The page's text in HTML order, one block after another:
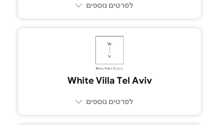
לפרטים נוספים
White Villa Tel Aviv
לפרטים נוספים